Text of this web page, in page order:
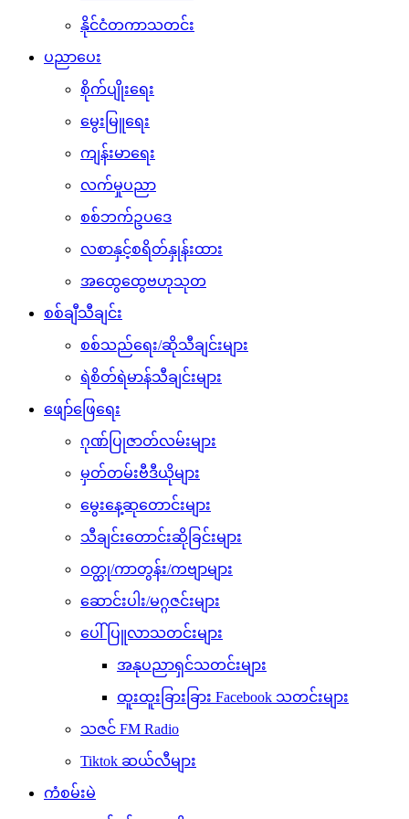
နိုင်ငံတကာသတင်း
ပညာပေး
စိုက်ပျိုးရေး
မွေးမြူရေး
ကျန်းမာရေး
လက်မှုပညာ
စစ်ဘက်ဥပဒေ
လစာနှင့်စရိတ်နှုန်းထား
အထွေထွေဗဟုသုတ
စစ်ချီသီချင်း
စစ်သည်ရေး/ဆိုသီချင်းများ
ရဲစိတ်ရဲမာန်သီချင်းများ
ဖျော်ဖြေရေး
ဂုဏ်ပြုဇာတ်လမ်းများ
မှတ်တမ်းဗီဒီယိုများ
မွေးနေ့ဆုတောင်းများ
သီချင်းတောင်းဆိုခြင်းများ
ဝတ္ထု/ကာတွန်း/ကဗျာများ
ဆောင်းပါး/မဂ္ဂဇင်းများ
ပေါ်ပြူလာသတင်းများ
အနုပညာရှင်သတင်းများ
ထူးထူးခြားခြား Facebook သတင်းများ
သဇင် FM Radio
Tiktok ဆယ်လီများ
ကံစမ်းမဲ